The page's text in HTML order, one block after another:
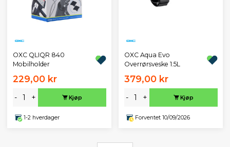
OXC QLIQR 840
Mobilholder
229,00 kr
- + Kjøp
1-2 hverdager
OXC Aqua Evo
Overrørsveske 1.5L
379,00 kr
- + Kjøp
Forventet 10/09/2026